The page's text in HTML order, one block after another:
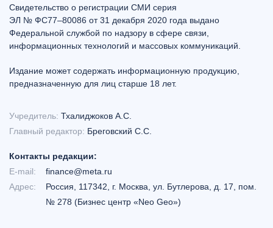
Свидетельство о регистрации СМИ серия
ЭЛ № ФС77–80086 от 31 декабря 2020 года выдано
Федеральной службой по надзору в сфере связи,
информационных технологий и массовых коммуникаций.
Издание может содержать информационную продукцию,
предназначенную для лиц старше 18 лет.
Учредитель: Тхалиджоков А.С.
Главный редактор: Бреговский С.С.
Контакты редакции:
E-mail:
finance@meta.ru
Адрес:
Россия, 117342, г. Москва, ул. Бутлерова, д. 17, пом.
№ 278 (Бизнес центр «Neo Geo»)